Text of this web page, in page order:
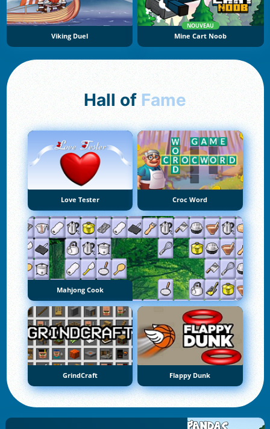
Viking Duel
NOUVEAU
Mine Cart Noob
Hall of Fame
Love Tester Croc Word
Mahjong Cook
GrindCraft Flappy Dunk